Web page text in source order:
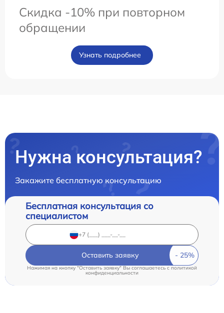
Скидка -10% при повторном
обращении
Узнать подробнее
Нужна консультация?
Закажите бесплатную консультацию
Бесплатная консультация со
специалистом
Оставить заявку
Нажимая на кнопку "Оставить заявку" Вы соглашаетесь cполитикой
конфиденциальности